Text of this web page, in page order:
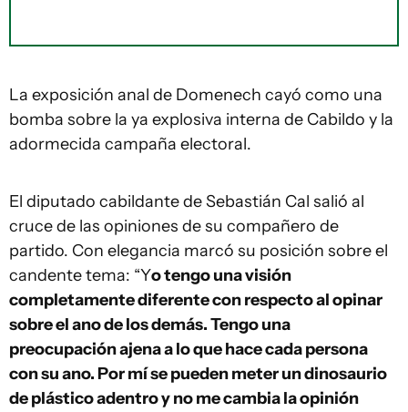
La exposición anal de Domenech cayó como una
bomba sobre la ya explosiva interna de Cabildo y la
adormecida campaña electoral.
El diputado cabildante de Sebastián Cal salió al
cruce de las opiniones de su compañero de
partido. Con elegancia marcó su posición sobre el
candente tema: “Yo tengo una visión
completamente diferente con respecto al opinar
sobre el ano de los demás. Tengo una
preocupación ajena a lo que hace cada persona
con su ano. Por mí se pueden meter un dinosaurio
de plástico adentro y no me cambia la opinión